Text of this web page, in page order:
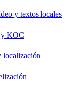
y textos locales
y KOC
localización